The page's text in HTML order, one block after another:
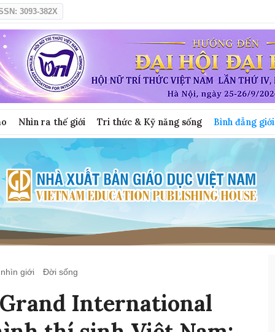
3093-382X
Nhìn ra thế giới Tri thức & Kỹ năng sống Bình đẳng giới
giới Đời sống
International